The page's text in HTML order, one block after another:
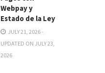
Webpay y
Estado de la Ley
JULY 21, 2026 -
UPDATED ON JULY 23,
2026